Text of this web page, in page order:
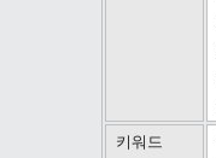
키워드